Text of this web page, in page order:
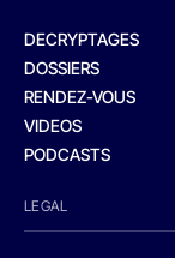
DECRYPTAGES
DOSSIERS
RENDEZ-VOUS
VIDEOS
PODCASTS
LEGAL